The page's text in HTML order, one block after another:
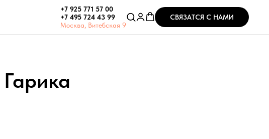
+7 925 771 57 00
+7 495 724 43 99
Москва, Витебская 9
СВЯЗАТСЯ С НАМИ